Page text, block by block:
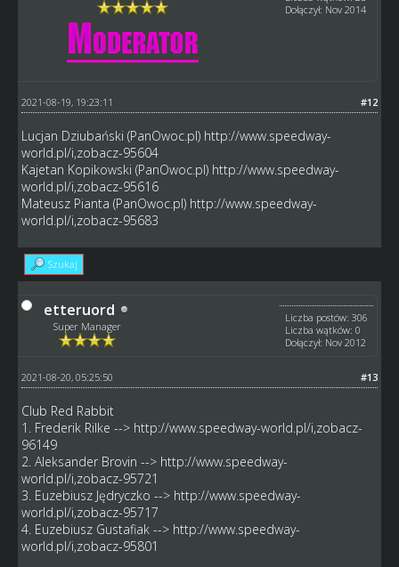
Dołączył: Nov 2014
#12
2021-08-19, 19:23:11
Lucjan Dziubański (PanOwoc.pl) http://www.speedway-
world.pl/i,zobacz-95604
Kajetan Kopikowski (PanOwoc.pl) http://www.speedway-
world.pl/i,zobacz-95616
Mateusz Pianta (PanOwoc.pl) http://www.speedway-
world.pl/i,zobacz-95683
Szukaj
etteruord
Super Manager
Liczba postów: 306
Liczba wątków: 0
Dołączył: Nov 2012
#13
2021-08-20, 05:25:50
Club Red Rabbit
1. Frederik Rilke --> http://www.speedway-world.pl/i,zobacz-
96149
2. Aleksander Brovin --> http://www.speedway-
world.pl/i,zobacz-95721
3. Euzebiusz Jędryczko --> http://www.speedway-
world.pl/i,zobacz-95717
4. Euzebiusz Gustafiak --> http://www.speedway-
world.pl/i,zobacz-95801